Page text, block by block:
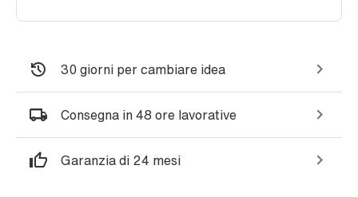
30 giorni per cambiare idea
Consegna in 48 ore lavorative
Garanzia di 24 mesi